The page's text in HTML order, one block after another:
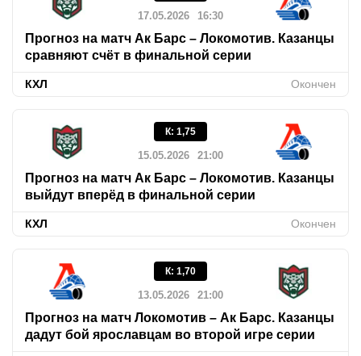
17.05.2026 16:30
Прогноз на матч Ак Барс – Локомотив. Казанцы
сравняют счёт в финальной серии
КХЛ Окончен
К: 1,75
15.05.2026 21:00
Прогноз на матч Ак Барс – Локомотив. Казанцы
выйдут вперёд в финальной серии
КХЛ Окончен
К: 1,70
13.05.2026 21:00
Прогноз на матч Локомотив – Ак Барс. Казанцы
дадут бой ярославцам во второй игре серии